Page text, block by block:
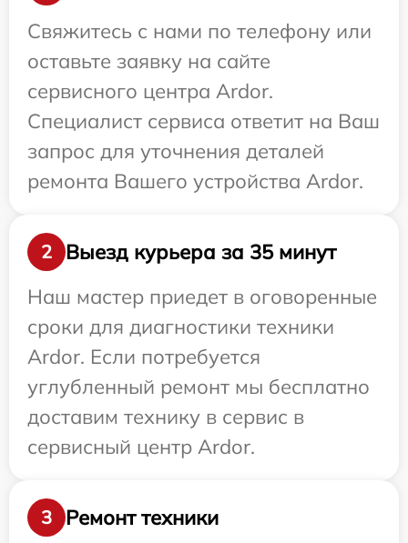
Свяжитесь с нами по телефону или
оставьте заявку на сайте
сервисного центра Ardor.
Специалист сервиса ответит на Ваш
запрос для уточнения деталей
ремонта Вашего устройства Ardor.
2
Выезд курьера за 35 минут
Наш мастер приедет в оговоренные
сроки для диагностики техники
Ardor. Если потребуется
углубленный ремонт мы бесплатно
доставим технику в сервис в
сервисный центр Ardor.
3 Ремонт техники